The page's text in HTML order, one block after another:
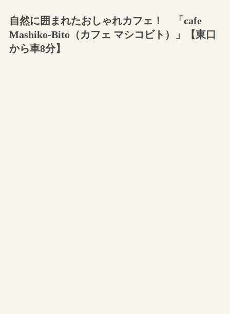
自然に囲まれたおしゃれカフェ！ 「cafe
Mashiko-Bito（カフェ マシコビト）」【東口
から車8分】